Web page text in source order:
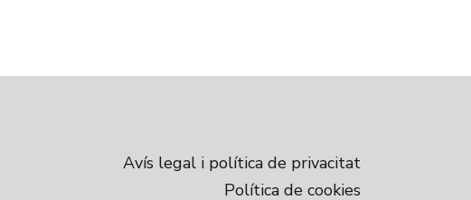
Avís legal i política de privacitat
Política de cookies